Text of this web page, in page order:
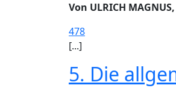
Von ULRICH
478
[...]
5. Die